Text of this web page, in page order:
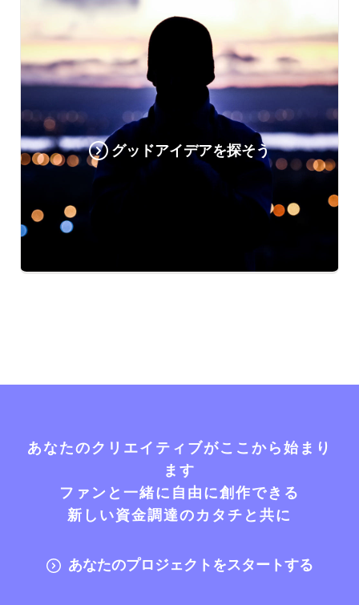
グッドアイデアを探そう
あなたのクリエイティブがここから始まり
ます
ファンと一緒に自由に創作できる
新しい資金調達のカタチと共に
あなたのプロジェクトをスタートする